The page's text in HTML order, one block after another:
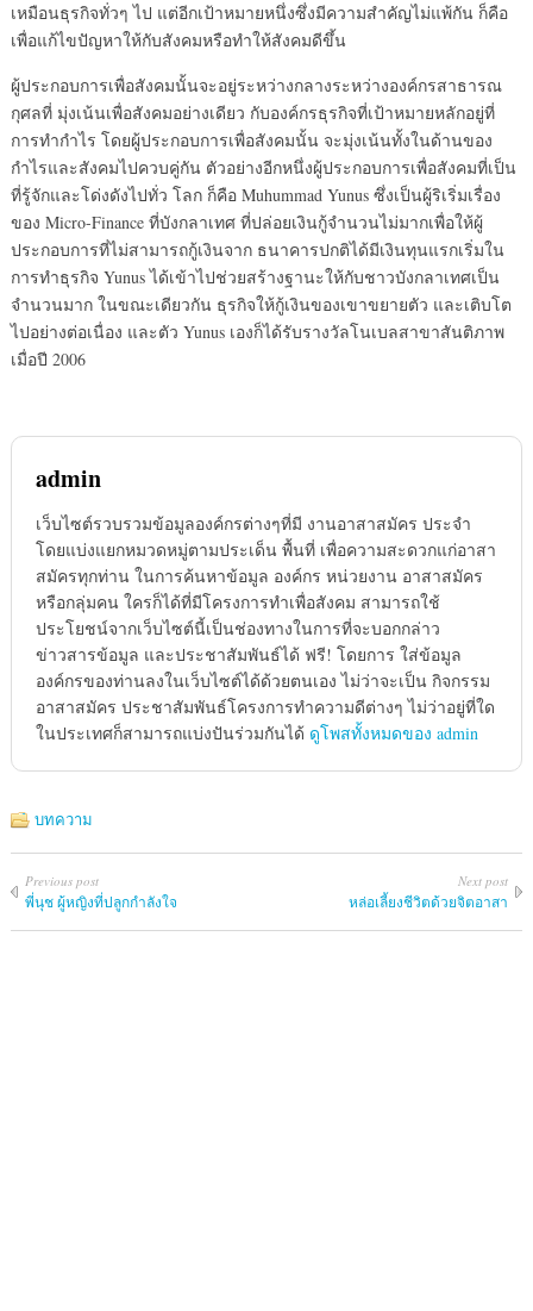
เหมือนธุรกิจทั่วๆ ไป แต่อีกเป้าหมายหนึ่งซึ่งมีความสำคัญไม่แพ้กัน ก็คือ
เพื่อแก้ไขปัญหาให้กับสังคมหรือทำให้สังคมดีขึ้น
ผู้ประกอบการเพื่อสังคมนั้นจะอยู่ระหว่างกลางระหว่างองค์กรสาธารณ
กุศลที่ มุ่งเน้นเพื่อสังคมอย่างเดียว กับองค์กรธุรกิจที่เป้าหมายหลักอยู่ที่
การทำกำไร โดยผู้ประกอบการเพื่อสังคมนั้น จะมุ่งเน้นทั้งในด้านของ
กำไรและสังคมไปควบคู่กัน ตัวอย่างอีกหนึ่งผู้ประกอบการเพื่อสังคมที่เป็น
ที่รู้จักและโด่งดังไปทั่ว โลก ก็คือ Muhummad Yunus ซึ่งเป็นผู้ริเริ่มเรื่อง
ของ Micro-Finance ที่บังกลาเทศ ที่ปล่อยเงินกู้จำนวนไม่มากเพื่อให้ผู้
ประกอบการที่ไม่สามารถกู้เงินจาก ธนาคารปกติได้มีเงินทุนแรกเริ่มใน
การทำธุรกิจ Yunus ได้เข้าไปช่วยสร้างฐานะให้กับชาวบังกลาเทศเป็น
จำนวนมาก ในขณะเดียวกัน ธุรกิจให้กู้เงินของเขาขยายตัว และเติบโต
ไปอย่างต่อเนื่อง และตัว Yunus เองก็ได้รับรางวัลโนเบลสาขาสันติภาพ
เมื่อปี 2006
admin
เว็บไซต์รวบรวมข้อมูลองค์กรต่างๆที่มี งานอาสาสมัคร ประจำ
โดยแบ่งแยกหมวดหมู่ตามประเด็น พื้นที่ เพื่อความสะดวกแก่อาสา
สมัครทุกท่าน ในการค้นหาข้อมูล องค์กร หน่วยงาน อาสาสมัคร
หรือกลุ่มคน ใครก็ได้ที่มีโครงการทำเพื่อสังคม สามารถใช้
ประโยชน์จากเว็บไซต์นี้เป็นช่องทางในการที่จะบอกกล่าว
ข่าวสารข้อมูล และประชาสัมพันธ์ได้ ฟรี! โดยการ ใส่ข้อมูล
องค์กรของท่านลงในเว็บไซต์ได้ด้วยตนเอง ไม่ว่าจะเป็น กิจกรรม
อาสาสมัคร ประชาสัมพันธ์โครงการทำความดีต่างๆ ไม่ว่าอยู่ที่ใด
ในประเทศก็สามารถแบ่งปันร่วมกันได้ ดูโพสทั้งหมดของ admin
บทความ
Previous post
พี่นุช ผู้หญิงที่ปลูกกำลังใจ
Next post
หล่อเลี้ยงชีวิตด้วยจิตอาสา